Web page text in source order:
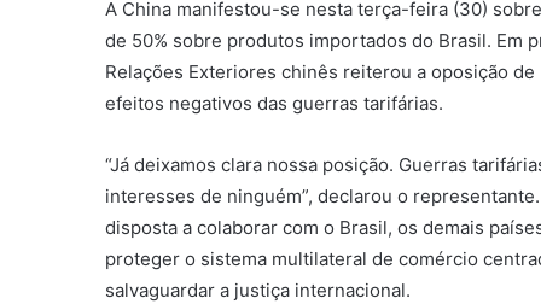
A China manifestou-se nesta terça-feira (30)
de 50% sobre produtos importados do Brasil. Em
Relações Exteriores chinês reiterou a oposição
efeitos negativos das guerras tarifárias.
“Já deixamos clara nossa posição. Guerras
interesses de ninguém”, declarou o
disposta a colaborar com o Brasil, os demais
proteger o sistema multilateral de comércio
salvaguardar a justiça internacional.